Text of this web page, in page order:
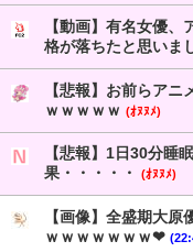
【動画】有名女優
格が落ちたと思いま
【悲報】お前らア
ｗｗｗｗｗ (ｵﾇﾇﾒ)
【悲報】1日30分睡
果・・・・・
(ｵﾇﾇﾒ)
【画像】全盛期大
ｗｗｗｗｗｗｗ❤